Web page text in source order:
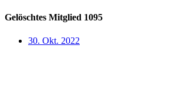
Gelöschtes Mitglied 1095
30. Okt. 2022